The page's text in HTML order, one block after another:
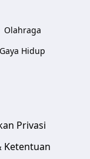
Olahraga
Gaya Hidup
Privasi
Ketentuan